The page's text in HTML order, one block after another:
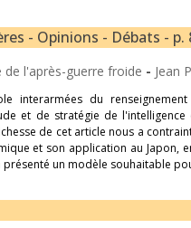
- Opinions - Débats - p.
de l'après-guerre froide - Jean
interarmées du
et de stratégie de
de cet article nous a
et son application au Japon,
présenté un modèle souhaitable